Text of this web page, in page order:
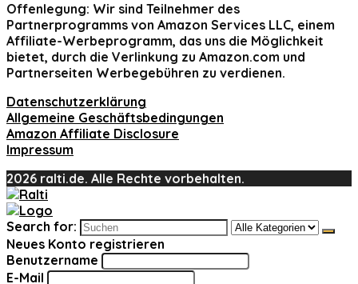
Offenlegung: Wir sind Teilnehmer des
Partnerprogramms von Amazon Services LLC, einem
Affiliate-Werbeprogramm, das uns die Möglichkeit
bietet, durch die Verlinkung zu Amazon.com und
Partnerseiten Werbegebühren zu verdienen.
Datenschutzerklärung
Allgemeine Geschäftsbedingungen
Amazon Affiliate Disclosure
Impressum
2026 ralti.de. Alle Rechte vorbehalten.
Search for:
Neues Konto registrieren
Benutzername
E-Mail